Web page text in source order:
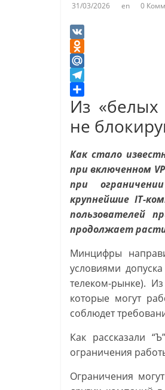
31/03/2026 en 0
V
K
O
d
n
o
l
s
s
n
i
k
i
M
a
i
.
u
T
e
e
r
a
m
О
п
а
в
и
т
ь
Из «белых
не
Как стало
при включенном
при
крупнейшие IT-
пользователей
продолжает
Минцифры
условиями
телеком-рынке).
которые могут
соблюдет
Как рассказали
ограничения
Ограничения